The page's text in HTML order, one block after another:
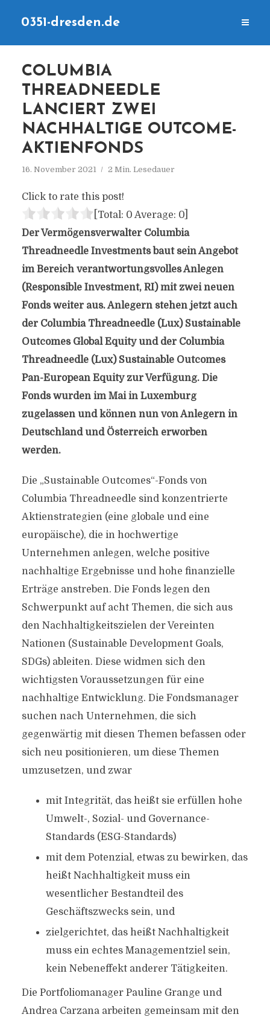
0351-dresden.de
COLUMBIA
THREADNEEDLE
LANCIERT ZWEI
NACHHALTIGE OUTCOME-
AKTIENFONDS
16. November 2021 2 Min. Lesedauer
Click to rate this post!
[Total: 0 Average: 0]
Der Vermögensverwalter Columbia
Threadneedle Investments baut sein Angebot
im Bereich verantwortungsvolles Anlegen
(Responsible Investment, RI) mit zwei neuen
Fonds weiter aus. Anlegern stehen jetzt auch
der Columbia Threadneedle (Lux) Sustainable
Outcomes Global Equity und der Columbia
Threadneedle (Lux) Sustainable Outcomes
Pan-European Equity zur Verfügung. Die
Fonds wurden im Mai in Luxemburg
zugelassen und können nun von Anlegern in
Deutschland und Österreich erworben
werden.
Die „Sustainable Outcomes“-Fonds von
Columbia Threadneedle sind konzentrierte
Aktienstrategien (eine globale und eine
europäische), die in hochwertige
Unternehmen anlegen, welche positive
nachhaltige Ergebnisse und hohe finanzielle
Erträge anstreben. Die Fonds legen den
Schwerpunkt auf acht Themen, die sich aus
den Nachhaltigkeitszielen der Vereinten
Nationen (Sustainable Development Goals,
SDGs) ableiten. Diese widmen sich den
wichtigsten Voraussetzungen für eine
nachhaltige Entwicklung. Die Fondsmanager
suchen nach Unternehmen, die sich
gegenwärtig mit diesen Themen befassen oder
sich neu positionieren, um diese Themen
umzusetzen, und zwar
mit Integrität, das heißt sie erfüllen hohe
Umwelt-, Sozial- und Governance-
Standards (ESG-Standards)
mit dem Potenzial, etwas zu bewirken, das
heißt Nachhaltigkeit muss ein
wesentlicher Bestandteil des
Geschäftszwecks sein, und
zielgerichtet, das heißt Nachhaltigkeit
muss ein echtes Managementziel sein,
kein Nebeneffekt anderer Tätigkeiten.
Die Portfoliomanager Pauline Grange und
Andrea Carzana arbeiten gemeinsam mit den